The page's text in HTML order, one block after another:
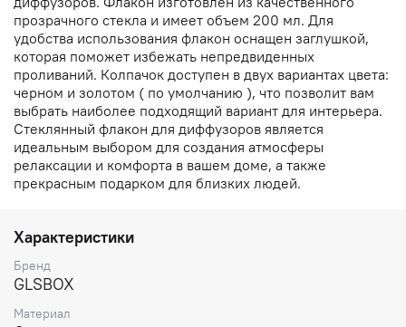
прозрачного стекла и имеет объем 200 мл. Для
удобства использования флакон оснащен заглушкой,
которая поможет избежать непредвиденных
проливаний. Колпачок доступен в двух вариантах цвета:
черном и золотом ( по умолчанию ), что позволит вам
выбрать наиболее подходящий вариант для интерьера.
Стеклянный флакон для диффузоров является
идеальным выбором для создания атмосферы
релаксации и комфорта в вашем доме, а также
прекрасным подарком для близких людей.
Характеристики
Бренд
GLSBOX
Материал